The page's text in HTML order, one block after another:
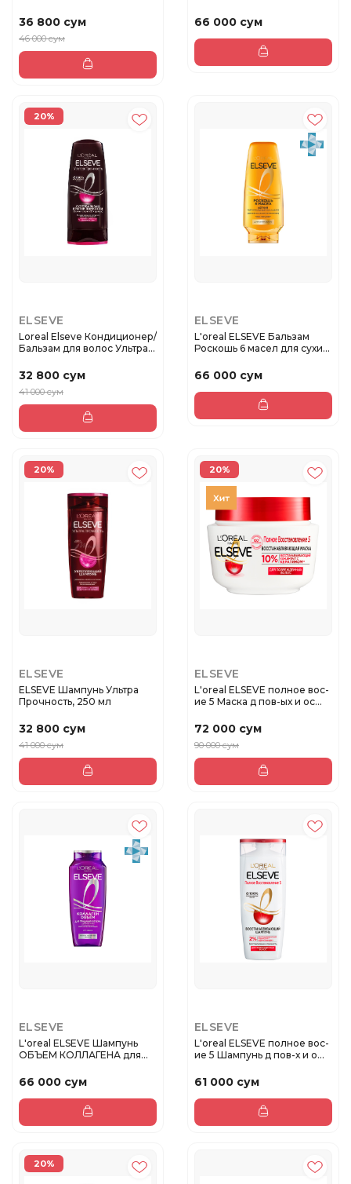
36 800 сум
46 000 сум
66 000 сум
20%
ELSEVE
Loreal Elseve Кондиционер/
Бальзам для волос Ультра...
32 800 сум
41 000 сум
ELSEVE
L'oreal ELSEVE Бальзам
Роскошь 6 масел для сухих
66 000 сум
20%
ELSEVE
ELSEVE Шампунь Ультра
Прочность, 250 мл
32 800 сум
41 000 сум
20%
ELSEVE
L'oreal ELSEVE полное вос-
ие 5 Маска д пов-ых и ос...
72 000 сум
90 000 сум
ELSEVE
L'oreal ELSEVE Шампунь
ОБЪЕМ КОЛЛАГЕНА для
66 000 сум
ELSEVE
L'oreal ELSEVE полное вос-
ие 5 Шампунь д пов-х и о...
61 000 сум
20%